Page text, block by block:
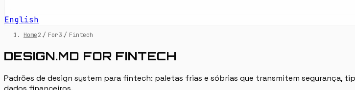
English
Home / For / Fintech
DESIGN.MD FOR FINTECH
Padrões de design system para fintech: paletas frias e sóbrias que transmitem segurança,